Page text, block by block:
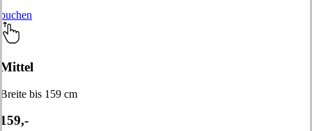
buchen
Mittel
Breite bis 159 cm
159,-